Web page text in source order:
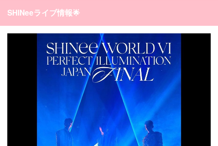
SHINeeライブ情報🌟